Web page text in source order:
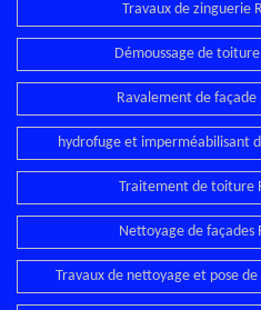
Travaux de zinguerie
Démoussage de
Ravalement de
hydrofuge et imperméabilisant
Traitement de toiture
Nettoyage de
Travaux de nettoyage et pose